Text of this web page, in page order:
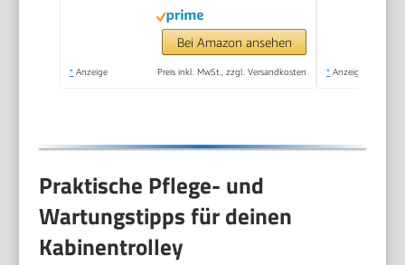
Bei Amazon ansehen
* Anzeige Preis inkl. MwSt., zzgl. Versandkosten * Anzeige
Praktische Pflege- und
Wartungstipps für deinen
Kabinentrolley